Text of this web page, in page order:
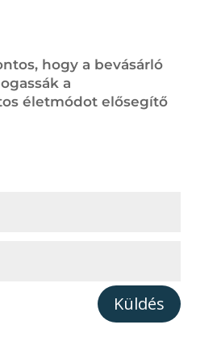
hogy a bevásárló
a
életmódot elősegítő
Küldés